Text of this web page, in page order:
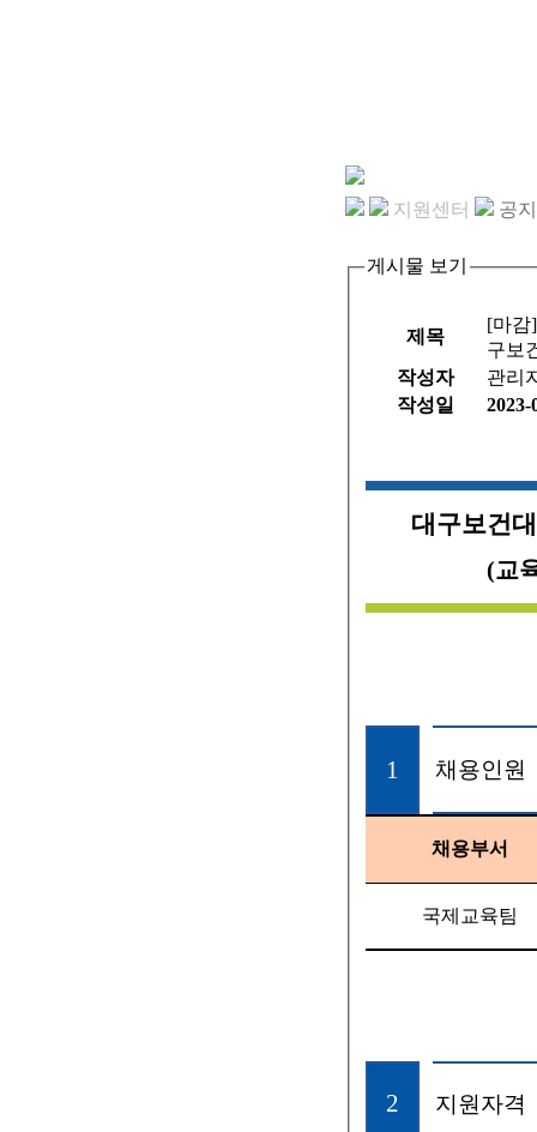
지원센터 공
게시물 보기
제목
[마감
구보
작성자
관리
작성일
2023-
대구보건
(교
1 채용인원
채용부서
국제교육팀
2 지원자격